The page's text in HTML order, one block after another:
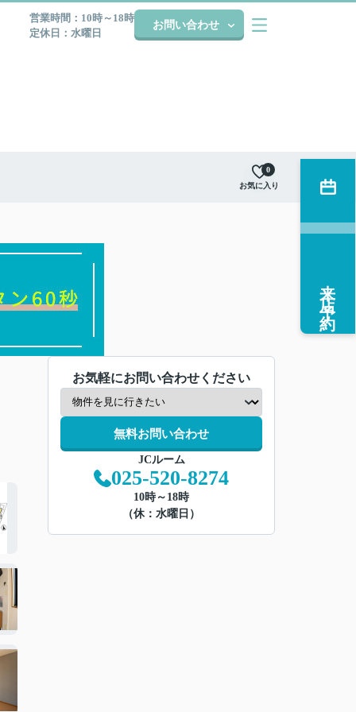
営業時間：10時～18時
定休日：水曜日
お問い合わせ
お気に入り
0
お気軽にお問い合わせください
無料お問い合わせ
JCルーム
025-520-8274
10時～18時
（休：水曜日）
来店予約